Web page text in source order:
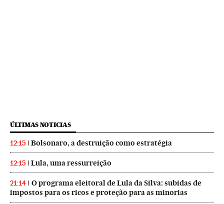
ÚLTIMAS NOTICIAS
12:15 Bolsonaro, a destruição como estratégia
12:15 Lula, uma ressurreição
21:14
O programa eleitoral de Lula da Silva: subidas de
impostos para os ricos e proteção para as minorias